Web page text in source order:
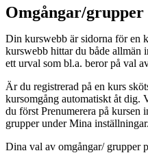
Omgångar/grupper
Din kurswebb är sidorna för en
kurswebb hittar du både allmän
ett urval som bl.a. beror på val
Är du registrerad på en kurs
kursomgång automatiskt åt dig.
du först Prenumerera på kursen
grupper under Mina inställningar.
Dina val av omgångar/ grupper